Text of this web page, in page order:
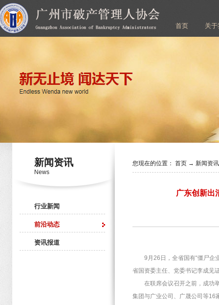
首页 关
新闻资讯
News
行业新闻
前沿动态
资讯报道
您现在的位置： 首页 → 新闻资讯
广东创新出
9月26日，全省国有“僵尸企业
省国资委主任、党委书记李成见
在联席会议召开之前，成功举
集团与广业公司、广晟公司等16